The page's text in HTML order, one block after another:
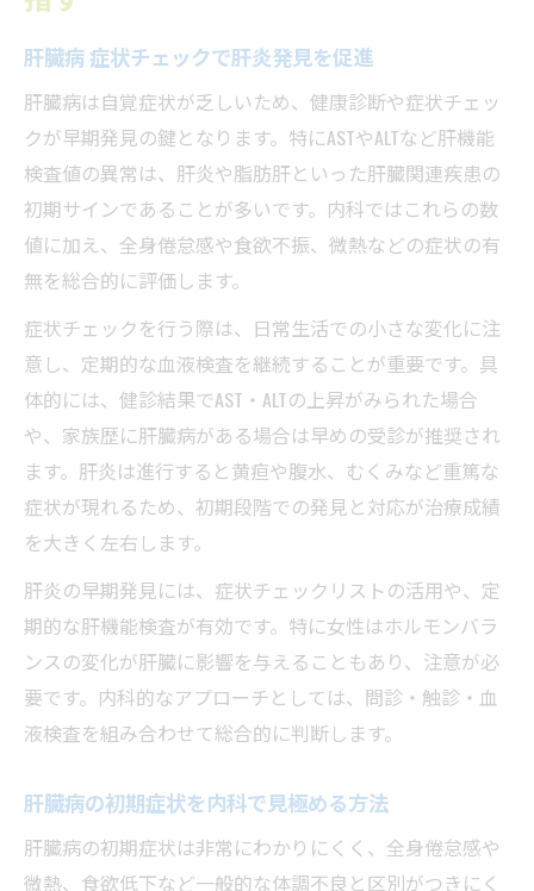
肝臓病 症状チェックで肝炎発見を促進
肝臓病は自覚症状が乏しいため、健康診断や症状チェッ
クが早期発見の鍵となります。特にASTやALTなど肝機能
検査値の異常は、肝炎や脂肪肝といった肝臓関連疾患の
初期サインであることが多いです。内科ではこれらの数
値に加え、全身倦怠感や食欲不振、微熱などの症状の有
無を総合的に評価します。
症状チェックを行う際は、日常生活での小さな変化に注
意し、定期的な血液検査を継続することが重要です。具
体的には、健診結果でAST・ALTの上昇がみられた場合
や、家族歴に肝臓病がある場合は早めの受診が推奨され
ます。肝炎は進行すると黄疸や腹水、むくみなど重篤な
症状が現れるため、初期段階での発見と対応が治療成績
を大きく左右します。
肝炎の早期発見には、症状チェックリストの活用や、定
期的な肝機能検査が有効です。特に女性はホルモンバラ
ンスの変化が肝臓に影響を与えることもあり、注意が必
要です。内科的なアプローチとしては、問診・触診・血
液検査を組み合わせて総合的に判断します。
肝臓病の初期症状を内科で見極める方法
肝臓病の初期症状は非常にわかりにくく、全身倦怠感や
微熱、食欲低下など一般的な体調不良と区別がつきにく